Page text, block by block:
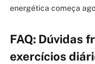
energética começa
FAQ: Dúvidas
exercícios